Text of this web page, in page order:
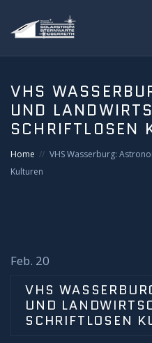
Verein
Solarstromsternwarte
Mitgliederbereich
Login
VHS
UND
SCHRIFTLOSEN
Home
VHS Wasserburg:
Kulturen
Feb. 20
VHS
UND
SCHRIFTLOSEN